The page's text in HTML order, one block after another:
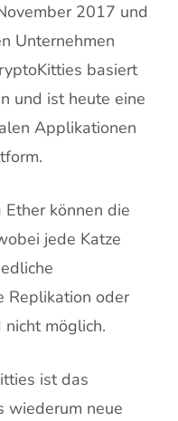
2017 und
Unternehmen
basiert
und ist heute eine
Applikationen
können die
jede Katze
Replikation oder
möglich.
ist das
wiederum neue